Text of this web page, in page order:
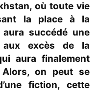
où toute vie
la place à la
succédé une
excès de la
aura finalement
Alors, on peut se
fiction, cette